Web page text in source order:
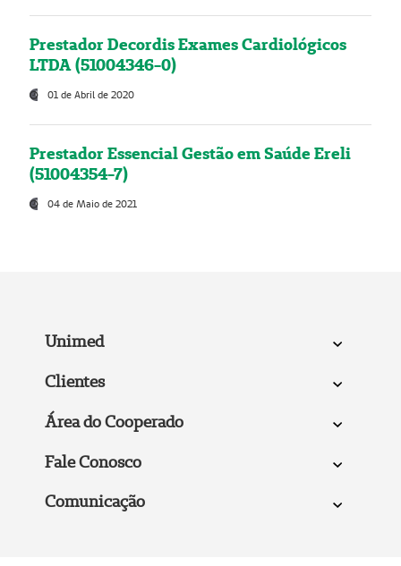
Prestador Decordis Exames Cardiológicos
LTDA (51004346-0)
01 de Abril de 2020
Prestador Essencial Gestão em Saúde Ereli
(51004354-7)
04 de Maio de 2021
Unimed
Clientes
Área do Cooperado
Fale Conosco
Comunicação